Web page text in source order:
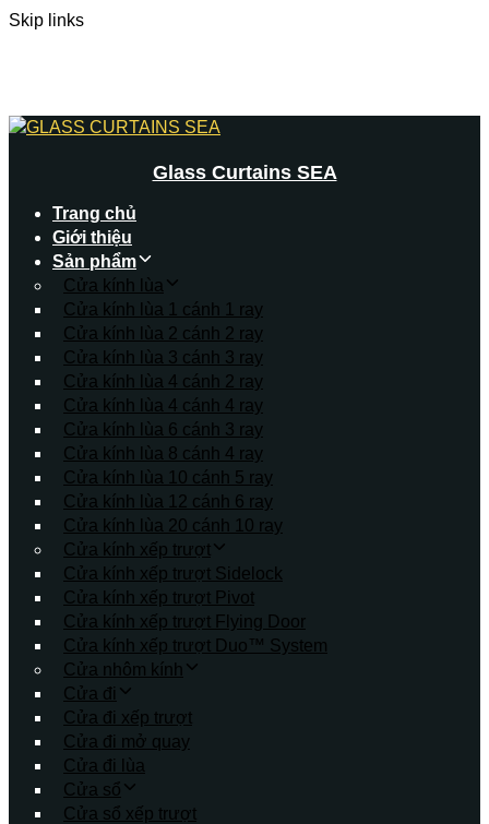
Skip links
Glass Curtains SEA
Trang chủ
Giới thiệu
Sản phẩm
Cửa kính lùa
Cửa kính lùa 1 cánh 1 ray
Cửa kính lùa 2 cánh 2 ray
Cửa kính lùa 3 cánh 3 ray
Cửa kính lùa 4 cánh 2 ray
Cửa kính lùa 4 cánh 4 ray
Cửa kính lùa 6 cánh 3 ray
Cửa kính lùa 8 cánh 4 ray
Cửa kính lùa 10 cánh 5 ray
Cửa kính lùa 12 cánh 6 ray
Cửa kính lùa 20 cánh 10 ray
Cửa kính xếp trượt
Cửa kính xếp trượt Sidelock
Cửa kính xếp trượt Pivot
Cửa kính xếp trượt Flying Door
Cửa kính xếp trượt Duo™ System
Cửa nhôm kính
Cửa đi
Cửa đi xếp trượt
Cửa đi mở quay
Cửa đi lùa
Cửa sổ
Cửa sổ xếp trượt